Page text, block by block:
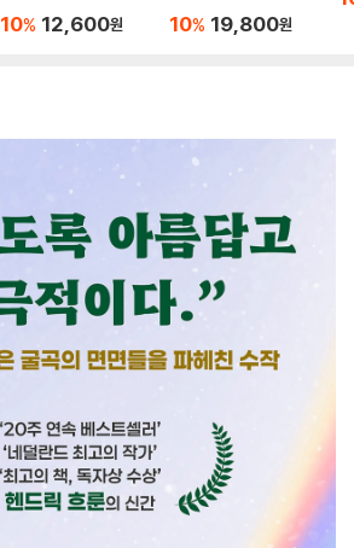
10% 12,600원 10% 19,800원